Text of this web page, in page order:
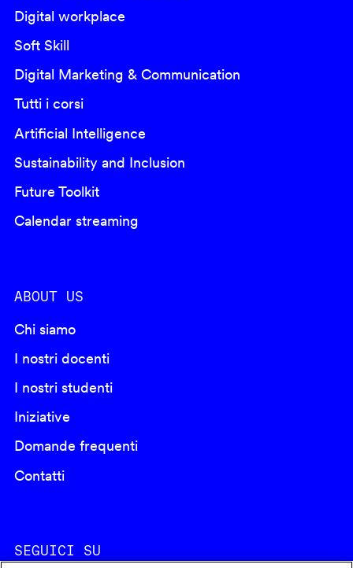
Digital workplace
Soft Skill
Digital Marketing & Communication
Tutti i corsi
Artificial Intelligence
Sustainability and Inclusion
Future Toolkit
Calendar streaming
ABOUT US
Chi siamo
I nostri docenti
I nostri studenti
Iniziative
Domande frequenti
Contatti
SEGUICI SU